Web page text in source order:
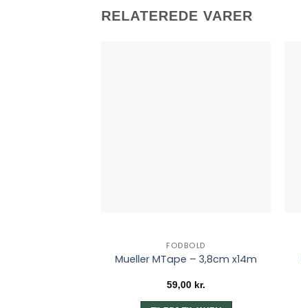
har
flere
RELATEREDE VARER
FODBOLD
Mueller MTape – 3,8cm x14m
59,00 kr.